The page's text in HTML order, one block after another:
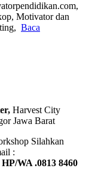
Motivator dan
Baca
Harvest City
Jawa Barat
Silahkan
:
HP/WA .0813 8460